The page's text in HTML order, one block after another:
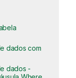
dados com
dados -